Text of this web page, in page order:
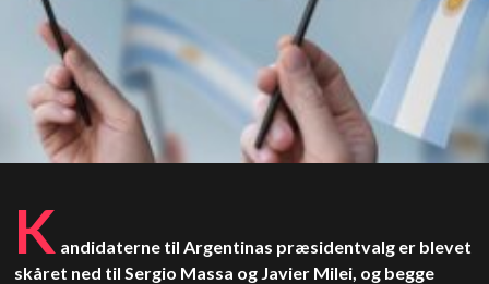
K andidaterne til Argentinas præsidentvalg er blevet
skåret ned til Sergio Massa og Javier Milei, og begge